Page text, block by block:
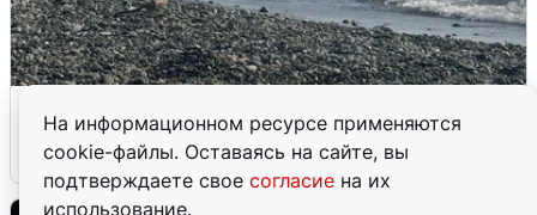
На информационном ресурсе применяются
cookie-файлы. Оставаясь на сайте, вы
подтверждаете свое согласие на их
использование.
6 августа 0